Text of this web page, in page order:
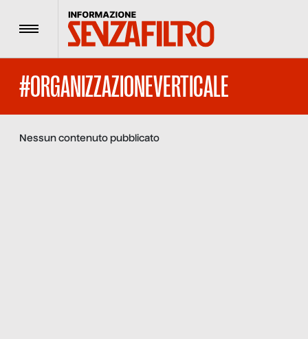
Menu
#ORGANIZZAZIONEVERTICALE
Nessun contenuto pubblicato